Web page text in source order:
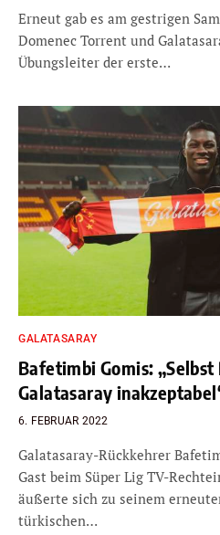
Erneut gab es am gestrigen
Domenec Torrent und
Übungsleiter der erste…
GALATASARAY
Bafetimbi Gomis:
Galatasaray
6. FEBRUAR 2022
Galatasaray-Rückkehrer
Gast beim Süper Lig TV-
äußerte sich zu seinem
türkischen…